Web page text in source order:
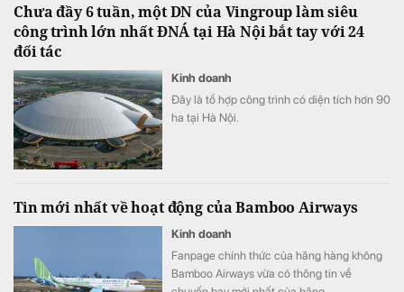
Chưa đầy 6 tuần, một DN của Vingroup làm siêu
công trình lớn nhất ĐNÁ tại Hà Nội bắt tay với 24
đối tác
Kinh doanh
Đây là tổ hợp công trình có diện tích hơn 90
ha tại Hà Nội.
Tin mới nhất về hoạt động của Bamboo Airways
Kinh doanh
Fanpage chính thức của hãng hàng không
Bamboo Airways vừa có thông tin về